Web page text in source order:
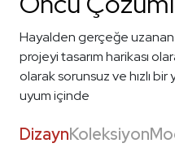
Hayalden gerçeğe
projeyi tasarım harikası
olarak sorunsuz ve hızlı
uyum içinde
DizaynKoleksiyon